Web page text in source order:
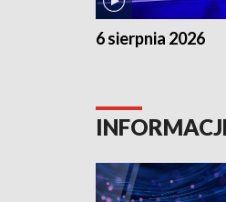
6 sierpnia 2026